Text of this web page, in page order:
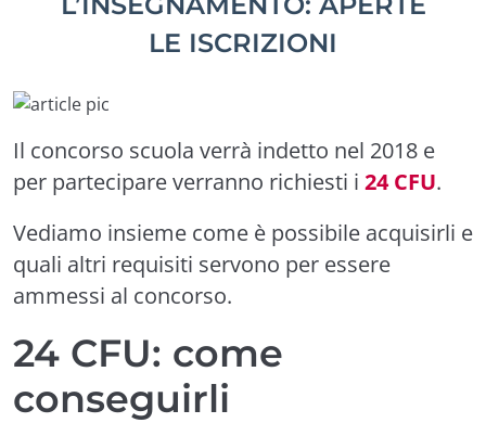
LE ISCRIZIONI
Il concorso scuola verrà indetto nel 2018 e
per partecipare verranno richiesti i 24 CFU.
Vediamo insieme come è possibile acquisirli e
quali altri requisiti servono per essere
ammessi al concorso.
24 CFU: come
conseguirli